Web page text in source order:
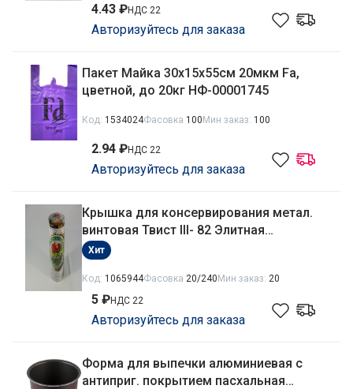
4.43 ₽НДС 22
Авторизуйтесь для заказа
Пакет Майка 30х15х55см 20мкм Fa,
цветной, до 20кг НФ-00001745
Код: 1534024Фасовка 100 Мин заказ: 100
2.94 ₽НДС 22
Авторизуйтесь для заказа
Крышка для консервирования метал.
винтовая Твист III- 82 Элитная
литография полноцветная
Хит
Код: 1065944Фасовка 20/240 Мин заказ: 20
5 ₽НДС 22
Авторизуйтесь для заказа
Форма для выпечки алюминиевая с
антиприг. покрытием пасхальная